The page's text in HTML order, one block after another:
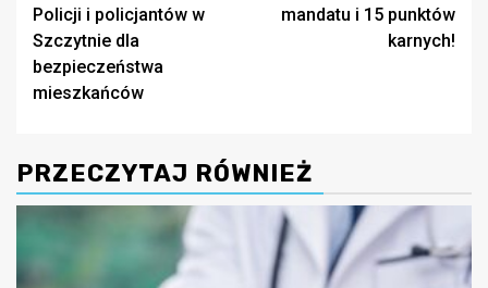
Policji i policjantów w
Szczytnie dla
bezpieczeństwa
mieszkańców
mandatu i 15 punktów
karnych!
PRZECZYTAJ RÓWNIEŻ